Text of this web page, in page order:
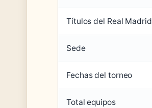
Títulos del Real Madrid
Sede
Fechas del torneo
Total equipos